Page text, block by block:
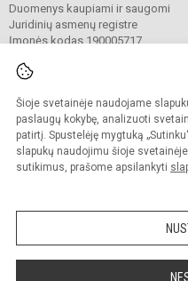
Šioje svetainėje naudojame
paslaugų kokybę, analizuoti
patirtį. Spustelėję mygtuką
slapukų naudojimu šioje
sutikimus, prašome apsilankyti
Duomenys kaupiami ir saugomi
Juridinių asmenų registre
Įmonės kodas 190005717
© 2022. Vilniaus „Minties"
Kopijuoti turinį be raštiško
Prieinamumo
Sumanus būdas atnaujinti